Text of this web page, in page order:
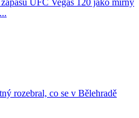
rozebral, co se v Bělehradě